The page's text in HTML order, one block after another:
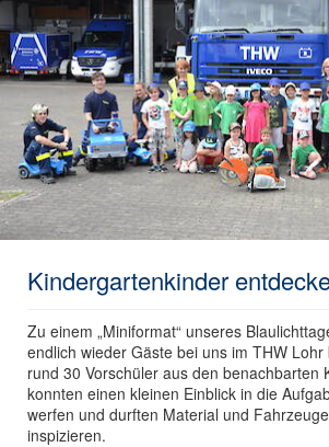
Kindergartenkinder
Zu einem „Miniformat“ unseres
endlich wieder Gäste bei uns im THW
rund 30 Vorschüler aus den benachbarten
konnten einen kleinen Einblick in die
werfen und durften Material und
inspizieren.